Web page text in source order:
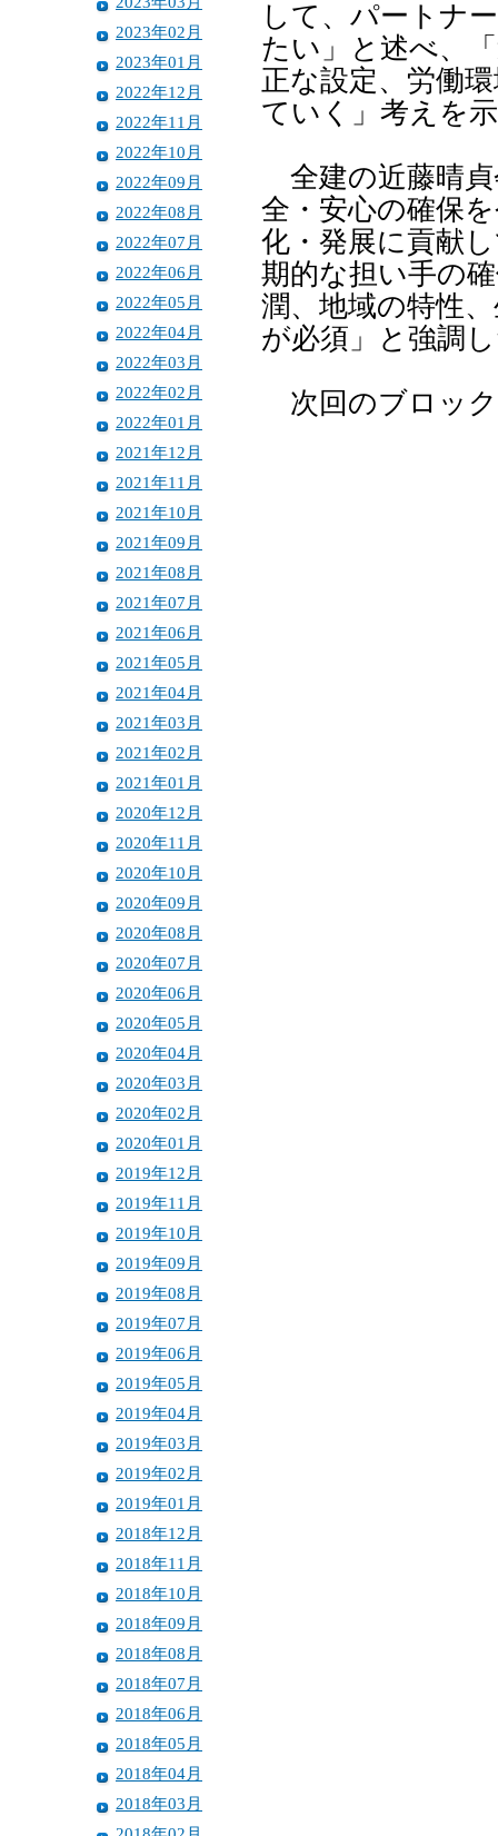
2023年02月
2023年01月
2022年12月
2022年11月
2022年10月
2022年09月
2022年08月
2022年07月
2022年06月
2022年05月
2022年04月
2022年03月
2022年02月
2022年01月
2021年12月
2021年11月
2021年10月
2021年09月
2021年08月
2021年07月
2021年06月
2021年05月
2021年04月
2021年03月
2021年02月
2021年01月
2020年12月
2020年11月
2020年10月
2020年09月
2020年08月
2020年07月
2020年06月
2020年05月
2020年04月
2020年03月
2020年02月
2020年01月
2019年12月
2019年11月
2019年10月
2019年09月
2019年08月
2019年07月
2019年06月
2019年05月
2019年04月
2019年03月
2019年02月
2019年01月
2018年12月
2018年11月
2018年10月
2018年09月
2018年08月
2018年07月
2018年06月
2018年05月
2018年04月
2018年03月
して、パートナ
たい」と述べ、
正な設定、労働
ていく」考えを
全建の近藤晴貞
全・安心の確保
化・発展に貢献
期的な担い手の
潤、地域の特性
が必須」と強調
次回のブロッ